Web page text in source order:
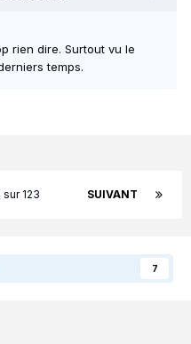
rien dire. Surtout vu le
temps.
SUIVANT
123
7